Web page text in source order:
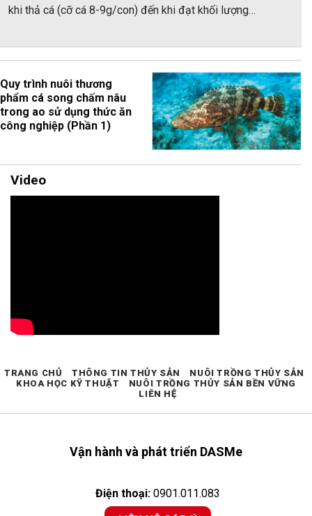
khi thả cá (cỡ cá 8-9g/con) đến khi đạt khối lượng…
Quy trình nuôi thương
phẩm cá song chấm nâu
trong ao sử dụng thức ăn
công nghiệp (Phần 1)
Video
Vận hành và phát triển DASMe
Điện thoại: 0901.011.083
TRANG CHỦ THÔNG TIN THỦY SẢN
NUÔI TRỒNG THỦY SẢN
KHOA HỌC KỸ THUẬT
NUÔI TRỒNG THỦY SẢN BỀN VỮNG
LIÊN HỆ